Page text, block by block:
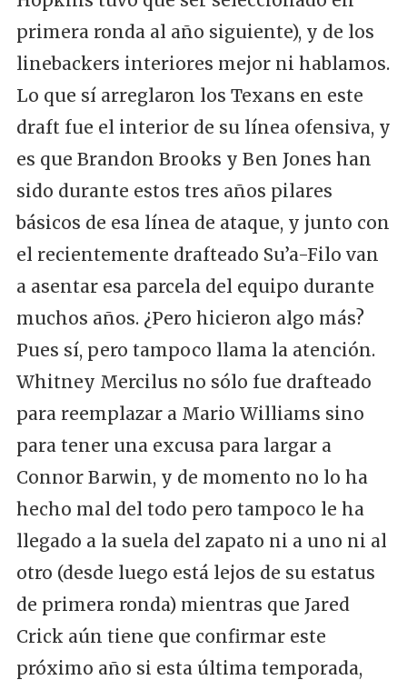
primera ronda al año siguiente), y de los
linebackers interiores mejor ni hablamos.
Lo que sí arreglaron los Texans en este
draft fue el interior de su línea ofensiva, y
es que Brandon Brooks y Ben Jones han
sido durante estos tres años pilares
básicos de esa línea de ataque, y junto con
el recientemente drafteado Su’a-Filo van
a asentar esa parcela del equipo durante
muchos años. ¿Pero hicieron algo más?
Pues sí, pero tampoco llama la atención.
Whitney Mercilus no sólo fue drafteado
para reemplazar a Mario Williams sino
para tener una excusa para largar a
Connor Barwin, y de momento no lo ha
hecho mal del todo pero tampoco le ha
llegado a la suela del zapato ni a uno ni al
otro (desde luego está lejos de su estatus
de primera ronda) mientras que Jared
Crick aún tiene que confirmar este
próximo año si esta última temporada,